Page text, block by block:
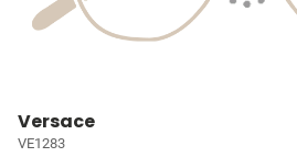
Versace
VE1283